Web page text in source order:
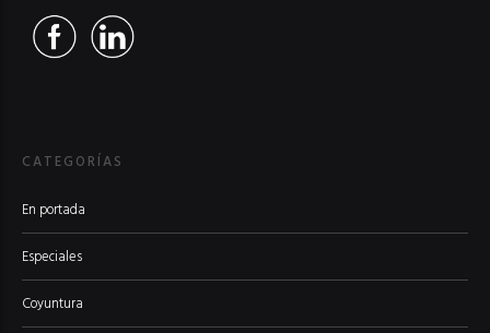
CATEGORÍAS
En portada
Especiales
Coyuntura